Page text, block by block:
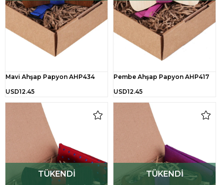
Mavi Ahşap Papyon AHP434
USD12.45
Pembe Ahşap Papyon AHP417
USD12.45
TÜKENDI TÜKENDI